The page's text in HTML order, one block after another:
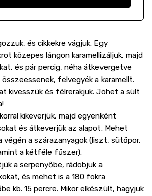
és cikkekre vágjuk. Egy
közepes lángon karamellizáljuk, majd
és pár percig, néha átkevergetve
felvegyék a karamellt.
kivesszük és félrerakjuk. Jöhet a sült
kikeverjük, majd egyenként
és átkeverjük az alapot. Mehet
végén a szárazanyagok (liszt, sütőpor,
a kétféle fűszer).
a serpenyőbe, rádobjuk a
és mehet is a 180 fokra
kb. 15 percre. Mikor elkészült, hagyjuk